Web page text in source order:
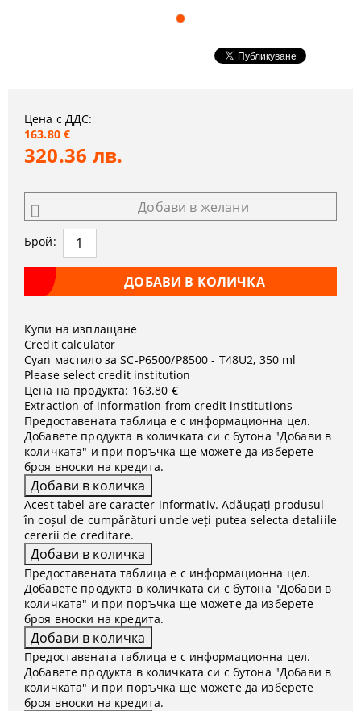
Цена с ДДС:
163.80 €
320.36 лв.
Добави в желани
Брой:
Купи на изплащане
Credit calculator
Cyan мастило за SC-P6500/P8500 - T48U2, 350 ml
Please select credit institution
Цена на продукта: 163.80 €
Extraction of information from credit institutions
Предоставената таблица е с информационна цел.
Добавете продукта в количката си с бутона "Добави в
количката" и при поръчка ще можете да изберете
броя вноски на кредита.
Acest tabel are caracter informativ. Adăugați produsul
în coșul de cumpărături unde veți putea selecta detaliile
cererii de creditare.
Предоставената таблица е с информационна цел.
Добавете продукта в количката си с бутона "Добави в
количката" и при поръчка ще можете да изберете
броя вноски на кредита.
Предоставената таблица е с информационна цел.
Добавете продукта в количката си с бутона "Добави в
количката" и при поръчка ще можете да изберете
броя вноски на кредита.